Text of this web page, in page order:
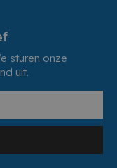
sturen onze
uit.